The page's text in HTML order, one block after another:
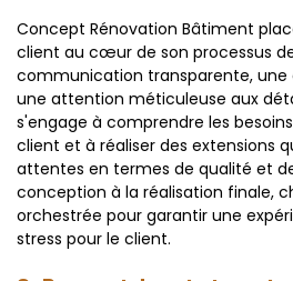
Concept Rénovation Bâtiment
client au cœur de son processus
communication transparente,
une attention méticuleuse aux
s'engage à comprendre les
client et à réaliser des extensions
attentes en termes de qualité et
conception à la réalisation finale,
orchestrée pour garantir une
stress pour le client.